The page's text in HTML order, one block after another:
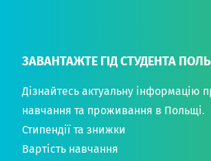
ЗАВАНТАЖТЕ ГІД СТУДЕНТА
Дізнайтесь актуальну інформацію
навчання та проживання в Польщі.
Стипендії та знижки
Вартість навчання